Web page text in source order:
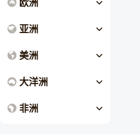
亚洲
美洲
大洋洲
非洲